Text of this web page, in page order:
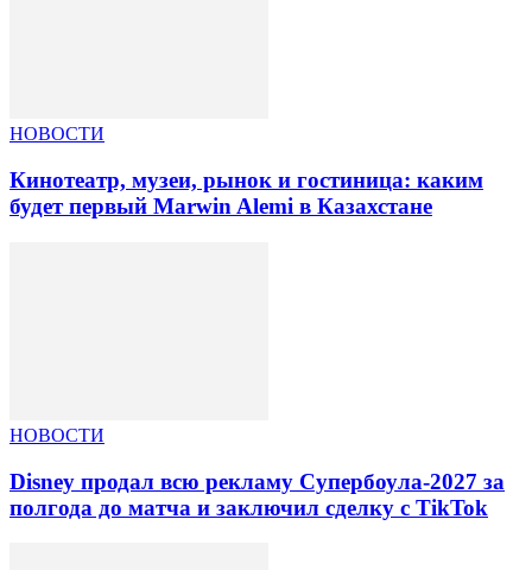
НОВОСТИ
Кинотеатр, музеи, рынок и гостиница: каким
будет первый Marwin Alemi в Казахстане
НОВОСТИ
Disney продал всю рекламу Супербоула-2027 за
полгода до матча и заключил сделку с TikTok